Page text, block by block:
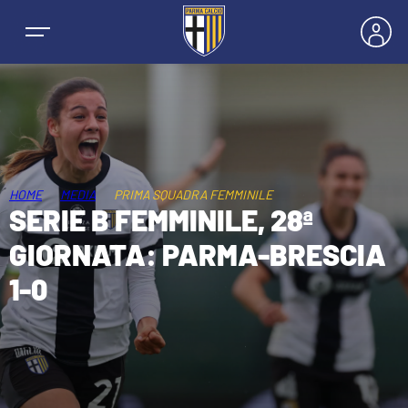
NEWS
SQUADRE
PRIMA SQUADRA MASCHILE
PRIMA SQUADRA FEMMINILE
GIOVANILE MASCHILE
STAGIONE
MASCHILE
HOSPITALITY
HOME MEDIA PRIMA SQUADRA FEMMINILE
SERIE B FEMMINILE, 28ª
GIORNATA: PARMA-BRESCIA
1-0